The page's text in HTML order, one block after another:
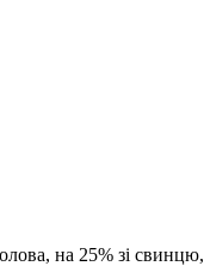
на 25% зі свинцю,